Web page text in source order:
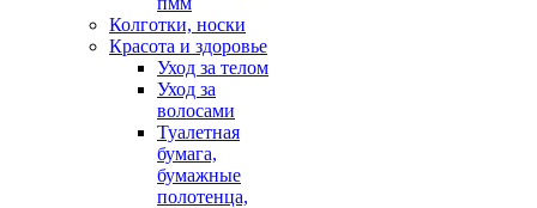
Колготки, носки
Красота и здоровье
Уход за телом
Уход за
волосами
Туалетная
бумага,
бумажные
полотенца,